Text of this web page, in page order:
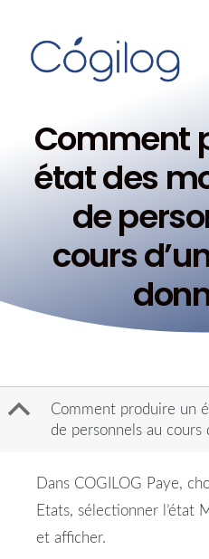
Comment
état des
de
cours
B
Comment produire un
de personnels au cours
Dans COGILOG Paye,
Etats, sélectionner l’état
et afficher.